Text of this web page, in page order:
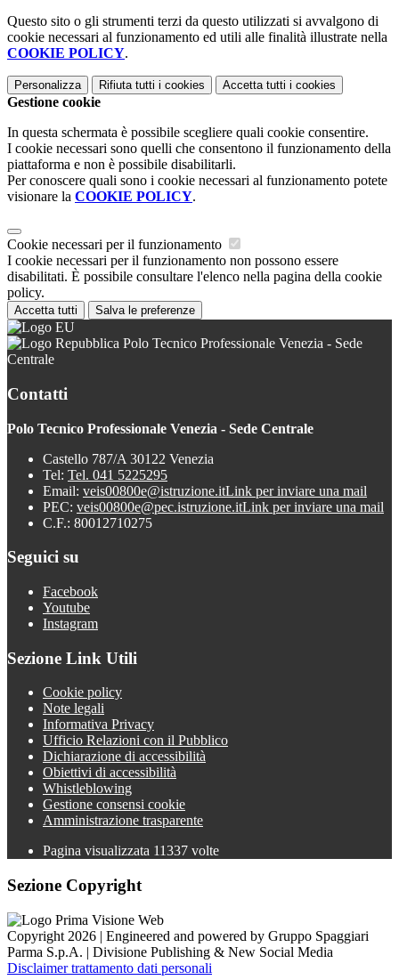
Questo sito o gli strumenti terzi da questo utilizzati si avvalgono di
cookie necessari al funzionamento ed utili alle finalità illustrate nella
COOKIE POLICY.
Personalizza Rifiuta tutti i cookies Accetta tutti i cookies
Gestione cookie
In questa schermata è possibile scegliere quali cookie consentire.
I cookie necessari sono quelli che consentono il funzionamento della
piattaforma e non è possibile disabilitarli.
Per conoscere quali sono i cookie necessari al funzionamento potete
visionare la COOKIE POLICY.
Cookie necessari per il funzionamento
I cookie necessari per il funzionamento non possono essere
disabilitati. È possibile consultare l'elenco nella pagina della cookie
policy.
Accetta tutti Salva le preferenze
Polo Tecnico Professionale Venezia - Sede
Centrale
Contatti
Polo Tecnico Professionale Venezia - Sede Centrale
Castello 787/A 30122 Venezia
Tel: Tel. 041 5225295
Email: veis00800e@istruzione.itLink per inviare una mail
PEC: veis00800e@pec.istruzione.itLink per inviare una mail
C.F.: 80012710275
Seguici su
Facebook
Youtube
Instagram
Sezione Link Utili
Cookie policy
Note legali
Informativa Privacy
Ufficio Relazioni con il Pubblico
Dichiarazione di accessibilità
Obiettivi di accessibilità
Whistleblowing
Gestione consensi cookie
Amministrazione trasparente
Pagina visualizzata 11337 volte
Sezione Copyright
Copyright 2026 | Engineered and powered by Gruppo Spaggiari
Parma S.p.A. | Divisione Publishing & New Social Media
Disclaimer trattamento dati personali